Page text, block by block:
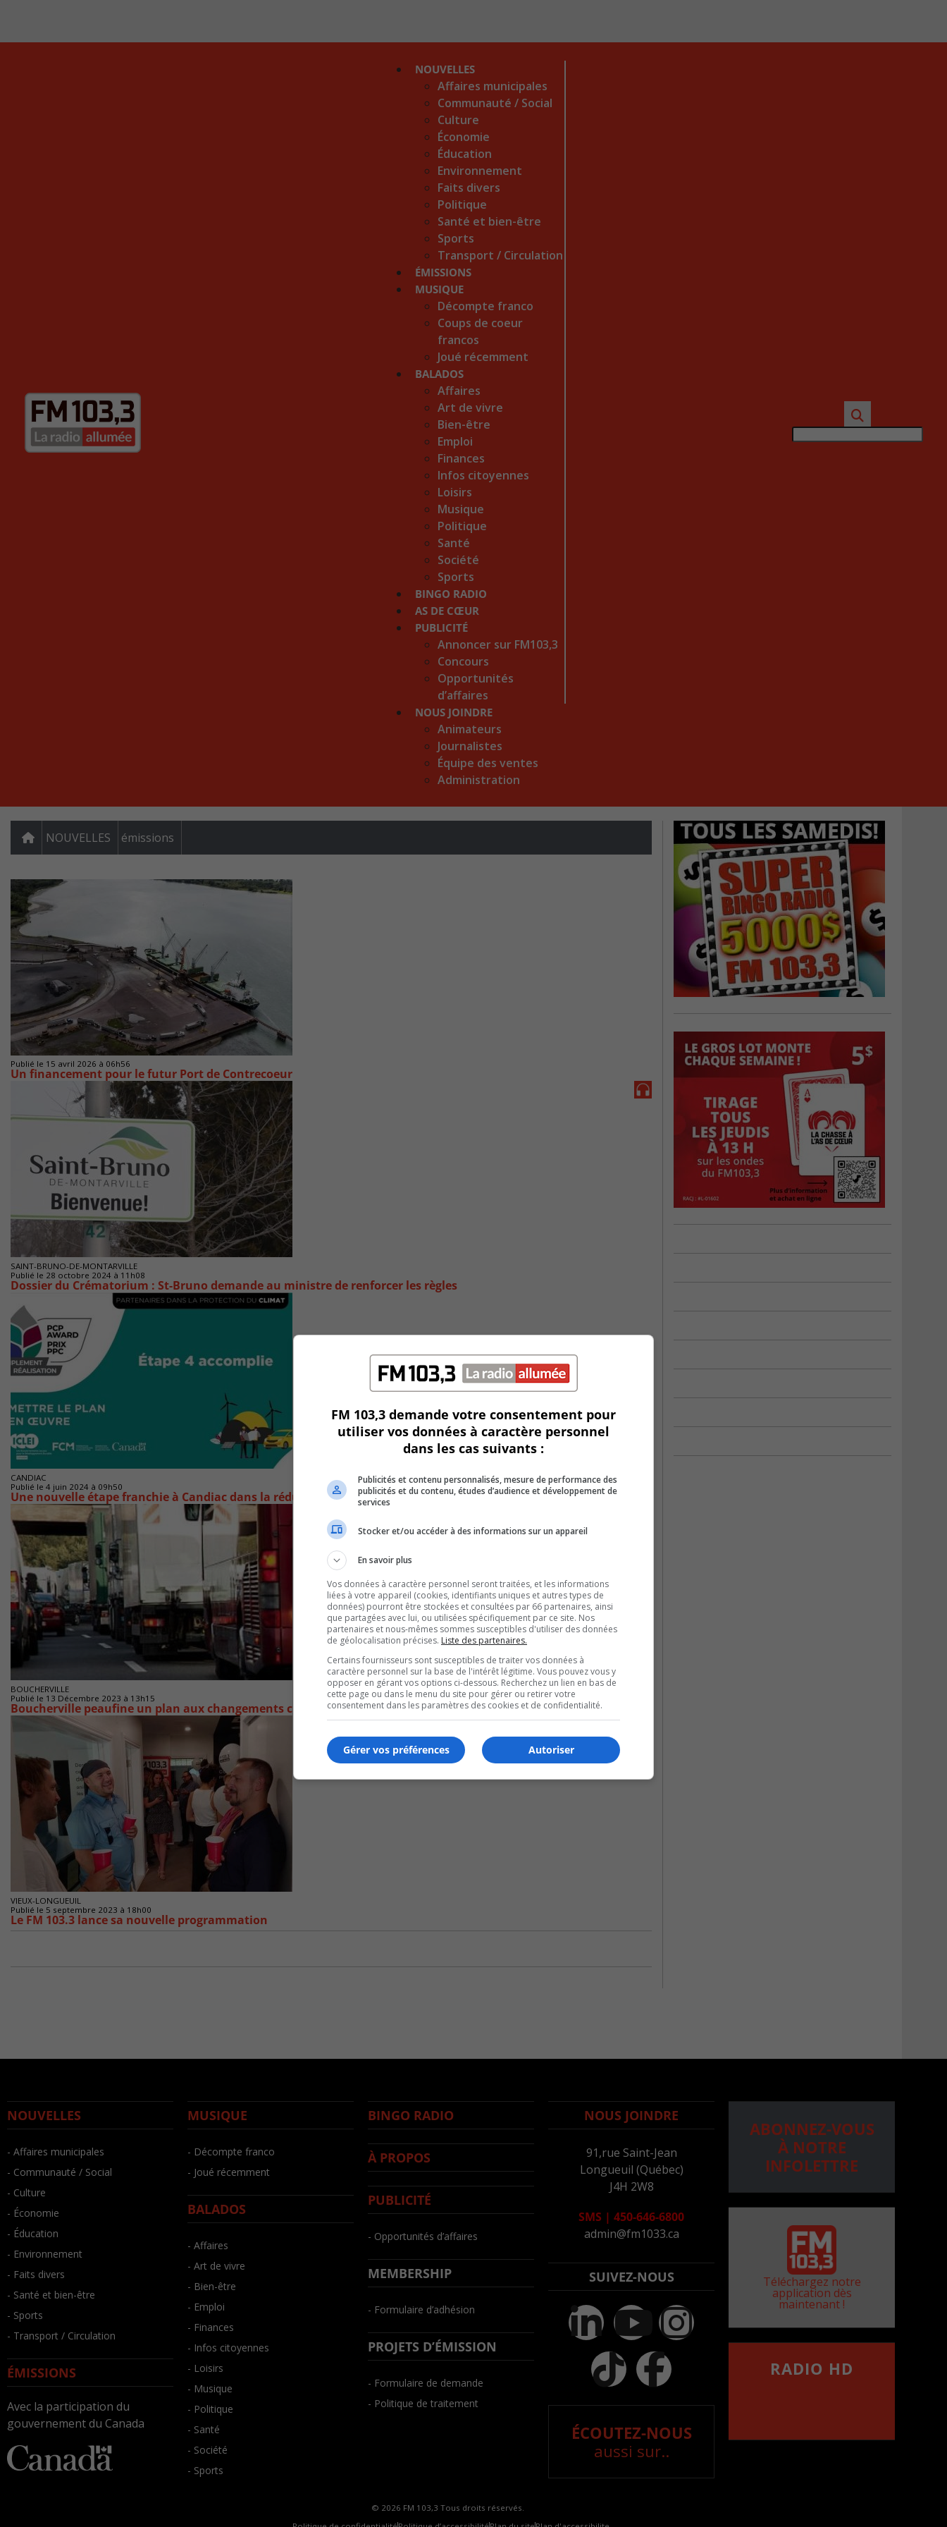
NOUVELLES
Affaires municipales
Communauté / Social
Culture
Économie
Éducation
Environnement
Faits divers
Politique
Santé et bien-être
Sports
Transport / Circulation
ÉMISSIONS
MUSIQUE
Décompte franco
Coups de coeur
francos
Joué récemment
BALADOS
Affaires
Art de vivre
Bien-être
Emploi
Finances
Infos citoyennes
Loisirs
Musique
Politique
Santé
Société
Sports
BINGO RADIO
AS DE CŒUR
PUBLICITÉ
Annoncer sur FM103,3
Concours
Opportunités
d’affaires
NOUS JOINDRE
Animateurs
Journalistes
Équipe des ventes
Administration
NOUVELLES émissions
Publié le 15 avril 2026 à 06h56
Un financement pour le futur Port de Contrecoeur
SAINT-BRUNO-DE-MONTARVILLE
Publié le 28 octobre 2024 à 11h08
Dossier du Crématorium : St-Bruno demande au ministre de renforcer les règles
CANDIAC
Publié le 4 juin 2024 à 09h50
Une nouvelle étape franchie à Candiac dans la réduction des GES
BOUCHERVILLE
Publié le 13 Décembre 2023 à 13h15
Boucherville peaufine un plan aux changements climatiques
VIEUX-LONGUEUIL
Publié le 5 septembre 2023 à 18h00
Le FM 103.3 lance sa nouvelle programmation
NOUVELLES
- Affaires municipales
- Communauté / Social
- Culture
- Économie
- Éducation
- Environnement
- Faits divers
- Santé et bien-être
- Sports
- Transport / Circulation
ÉMISSIONS
Avec la participation du
gouvernement du Canada
MUSIQUE
- Décompte franco
- Joué récemment
BALADOS
- Affaires
- Art de vivre
- Bien-être
- Emploi
- Finances
- Infos citoyennes
- Loisirs
- Musique
- Politique
- Santé
- Société
- Sports
BINGO RADIO
À PROPOS
PUBLICITÉ
- Opportunités d’affaires
MEMBERSHIP
- Formulaire d’adhésion
PROJETS D’ÉMISSION
- Formulaire de demande
- Politique de traitement
NOUS JOINDRE
91,rue Saint-Jean
Longueuil (Québec)
J4H 2W8
SMS | 450-646-6800
admin@fm1033.ca
SUIVEZ-NOUS
ÉCOUTEZ-NOUS
aussi sur..
ABONNEZ-VOUS
À NOTRE
INFOLETTRE
Téléchargez notre
application dès
maintenant !
RADIO HD
© 2026 FM 103,3 Tous droits réservés.
FM 103,3 demande votre consentement pour
utiliser vos données à caractère personnel
dans les cas suivants :
Publicités et contenu personnalisés, mesure de performance des
publicités et du contenu, études d’audience et développement de
services
Stocker et/ou accéder à des informations sur un appareil
En savoir plus
Vos données à caractère personnel seront traitées, et les informations
liées à votre appareil (cookies, identifiants uniques et autres types de
données) pourront être stockées et consultées par 66 partenaires, ainsi
que partagées avec lui, ou utilisées spécifiquement par ce site. Nos
partenaires et nous-mêmes sommes susceptibles d'utiliser des données
de géolocalisation précises. Liste des partenaires.
Certains fournisseurs sont susceptibles de traiter vos données à
caractère personnel sur la base de l'intérêt légitime. Vous pouvez vous y
opposer en gérant vos options ci-dessous. Recherchez un lien en bas de
cette page ou dans le menu du site pour gérer ou retirer votre
consentement dans les paramètres des cookies et de confidentialité.
Autoriser
Gérer vos préférences